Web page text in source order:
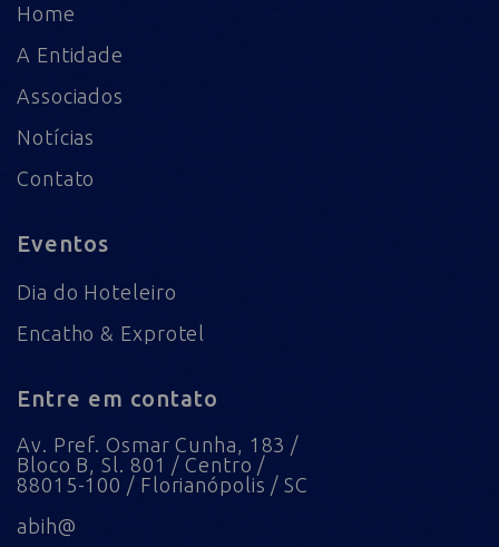
Home
A Entidade
Associados
Notícias
Contato
Eventos
Dia do Hoteleiro
Encatho & Exprotel
Entre em contato
Av. Pref. Osmar Cunha, 183 /
Bloco B, Sl. 801 / Centro /
88015-100 / Florianópolis / SC
abih@